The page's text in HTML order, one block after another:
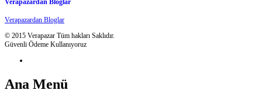
Verapazardan Bloglar
Verapazardan Bloglar
© 2015 Verapazar Tüm hakları Saklıdır.
Güvenli Ödeme Kullanıyoruz
Ana Menü